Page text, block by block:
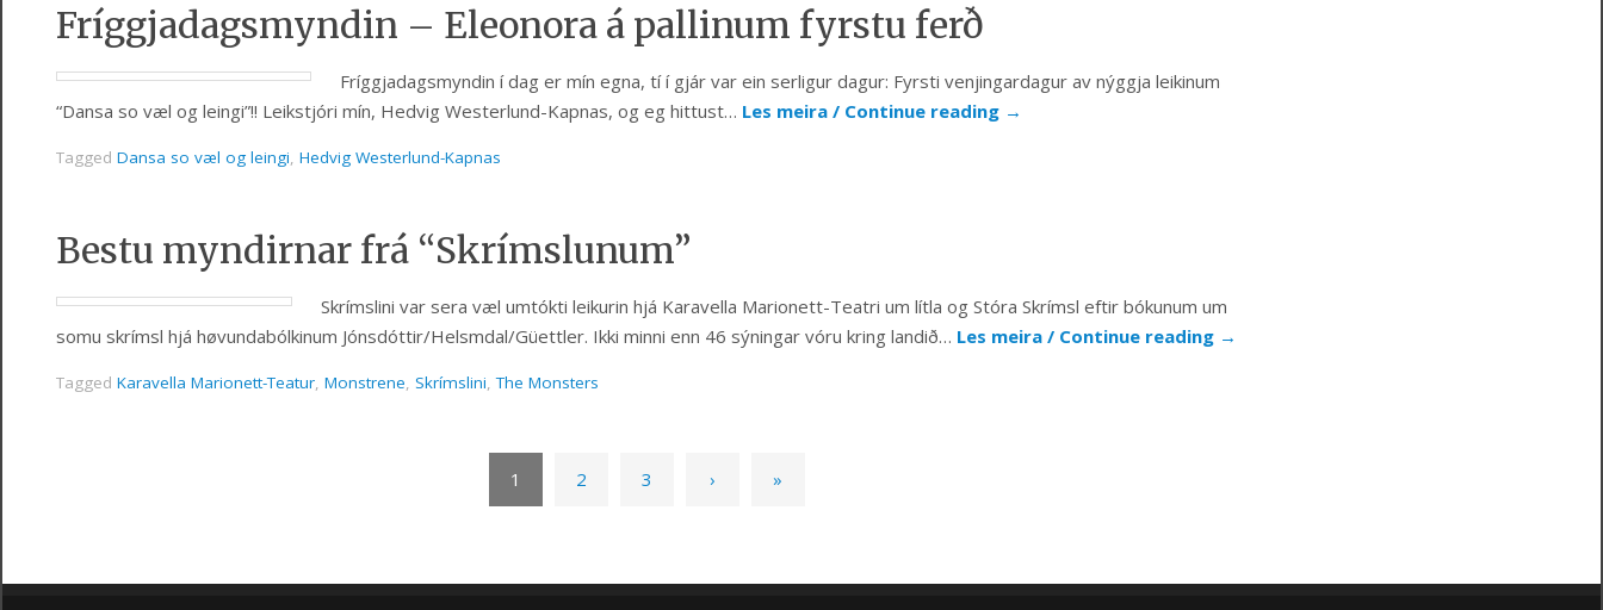
Fríggjadagsmyndin – Eleonora á pallinum fyrstu ferð
Fríggjadagsmyndin í dag er mín egna, tí í gjár var ein serligur dagur: Fyrsti venjingardagur av nýggja leikinum
“Dansa so væl og leingi”!! Leikstjóri mín, Hedvig Westerlund-Kapnas, og eg hittust… Les meira / Continue reading →
Tagged Dansa so væl og leingi, Hedvig Westerlund-Kapnas
Bestu myndirnar frá “Skrímslunum”
Skrímslini var sera væl umtókti leikurin hjá Karavella Marionett-Teatri um lítla og Stóra Skrímsl eftir bókunum um
somu skrímsl hjá høvundabólkinum Jónsdóttir/Helsmdal/Güettler. Ikki minni enn 46 sýningar vóru kring landið… Les meira / Continue reading →
Tagged Karavella Marionett-Teatur, Monstrene, Skrímslini,The Monsters
1 2 3 › »